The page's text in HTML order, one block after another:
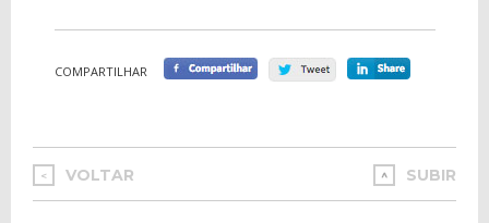
COMPARTILHAR
< VOLTAR SUBIR